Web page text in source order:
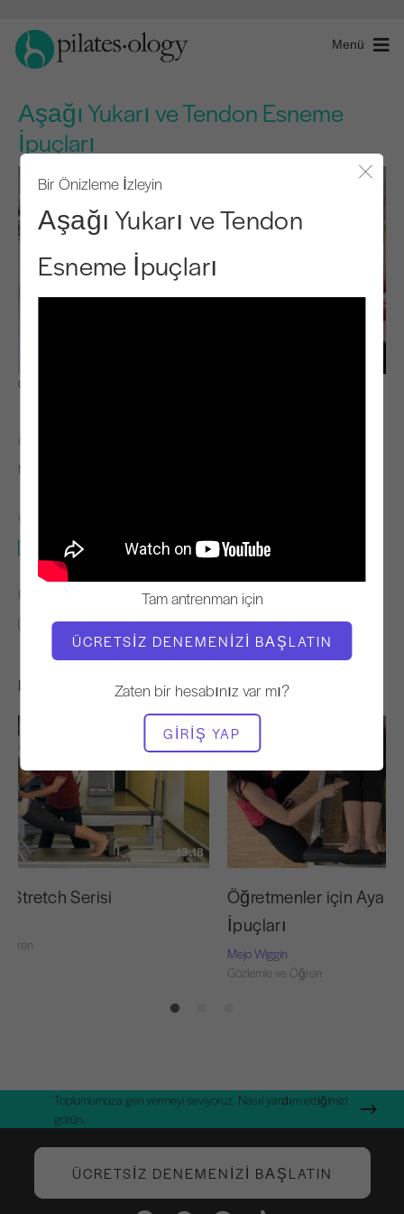
Menü
Aşağı Yukarı ve Tendon Esneme
İpuçları
Bir Önizleme İzleyin
Aşağı Yukarı ve Tendon
Esneme İpuçları
Tam antrenman için
ÜCRETSIZ DENEMENIZI BAŞLATIN
Zaten bir hesabınız var mı?
GIRIŞ YAP
Gözlemle ve Öğren
ÖĞRETMEN
Michael Johnson
GEREKLI EKIPMAN
Reformcu
BENZER SINIFLARI BULUN
0 - 10 dakika
10 - 20 dakika Reformcu
Hoşunuza Gidebilecek Diğer Egzersizler
13:18
Stretch Serisi
Öğretmenler için Ayak
İpuçları
Mejo Wiggin
Gözlemle ve Öğren
Toplumumuza geri vermeyi seviyoruz. Nasıl yardım ettiğimizi
görün.
ÜCRETSIZ DENEMENIZI BAŞLATIN